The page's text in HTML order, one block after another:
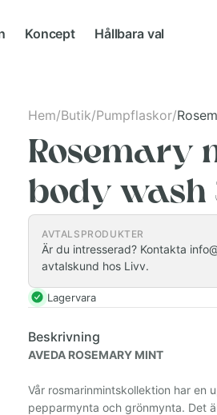
Koncept Hållbara val
Hem/Butik/Pumpflaskor/
Rosemary
body wash
AVTALSPRODUKTER
Är du intresserad? Kontakta
avtalskund hos Livv.
Lagervara
Beskrivning
AVEDA ROSEMARY MINT
Vår rosmarinmintskollektion har en
pepparmynta och grönmynta. Det